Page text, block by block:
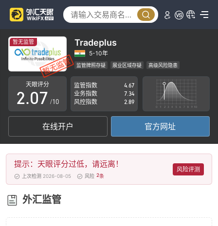
暂无监管 Tradeplus
5-10年
监管牌照存疑 展业区域存疑 高级风险隐患
天眼评分
0
1
2
3
4
5
6
7
8
.0
1
2
3
4
5
6
3
4
5
6
7
8
9
/10
监管指数
4.67
业务指数
7.34
风控指数
2.89
在线开户 官方网址
提示：天眼评分过低，请远离！
上次检测 2026-08-05 风险 2条
风险评测
外汇监管